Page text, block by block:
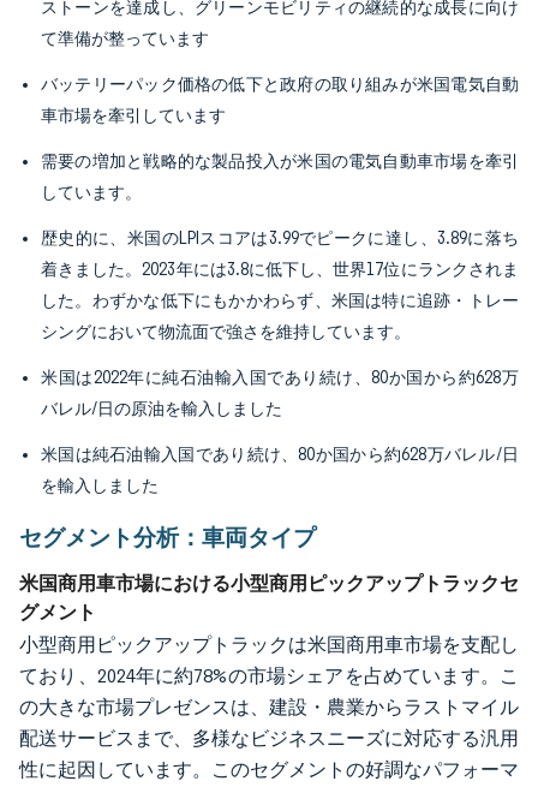
ストーンを達成し、グリーンモビリティの継続的な成長に向け
て準備が整っています
バッテリーパック価格の低下と政府の取り組みが米国電気自動
車市場を牽引しています
需要の増加と戦略的な製品投入が米国の電気自動車市場を牽引
しています。
歴史的に、米国のLPIスコアは3.99でピークに達し、3.89に落ち
着きました。2023年には3.8に低下し、世界17位にランクされま
した。わずかな低下にもかかわらず、米国は特に追跡・トレー
シングにおいて物流面で強さを維持しています。
米国は2022年に純石油輸入国であり続け、80か国から約628万
バレル/日の原油を輸入しました
米国は純石油輸入国であり続け、80か国から約628万バレル/日
を輸入しました
セグメント分析：車両タイプ
米国商用車市場における小型商用ピックアップトラックセ
グメント
小型商用ピックアップトラックは米国商用車市場を支配し
ており、2024年に約78%の市場シェアを占めています。こ
の大きな市場プレゼンスは、建設・農業からラストマイル
配送サービスまで、多様なビジネスニーズに対応する汎用
性に起因しています。このセグメントの好調なパフォーマ